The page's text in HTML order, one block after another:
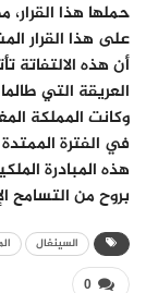
حملها هذا
على هذا القرار
أن هذه الالتفاتة
العريقة التي
​وكانت المملكة
هذه المبادرة
بروح من التسامح
السينغال
0